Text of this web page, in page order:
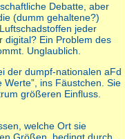
Debatte, aber
die (dumm gehaltene?)
jeder
digital? Ein Problem des
Unglaublich.
der dumpf-nationalen aFd
ins Fäustchen. Sie
größeren Einfluss.
welche Ort sie